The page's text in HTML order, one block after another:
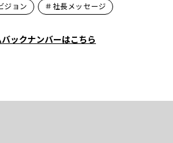
ジョン ＃社長メッセージ
ックナンバーはこちら